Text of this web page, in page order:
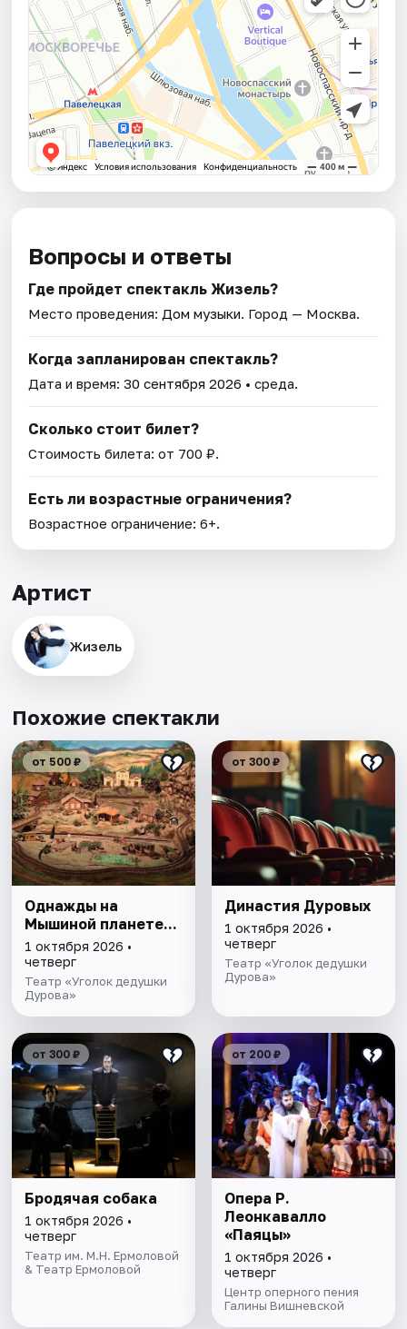
Вопросы и ответы
Где пройдет спектакль Жизель?
Место проведения: Дом музыки. Город — Москва.
Когда запланирован спектакль?
Дата и время:30 сентября 2026 • среда.
Сколько стоит билет?
Стоимость билета: от 700 ₽.
Есть ли возрастные ограничения?
Возрастное ограничение: 6+.
Артист
Жизель
Похожие спектакли
от 500 ₽
Однажды на
Мышиной планете...
1 октября 2026 •
четверг
Театр «Уголок дедушки
Дурова»
от 300 ₽
Династия Дуровых
1 октября 2026 •
четверг
Театр «Уголок дедушки
Дурова»
от 300 ₽
Бродячая собака
1 октября 2026 •
четверг
Театр им. М.Н. Ермоловой
& Театр Ермоловой
от 200 ₽
Опера Р.
Леонкавалло
«Паяцы»
1 октября 2026 •
четверг
Центр оперного пения
Галины Вишневской